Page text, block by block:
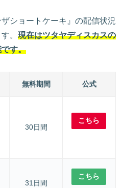
ショートケーキ』の配信状況
。 現在はツタヤディスカスの
す。
無料期間 公式
30日間
こちら
31日間
こちら